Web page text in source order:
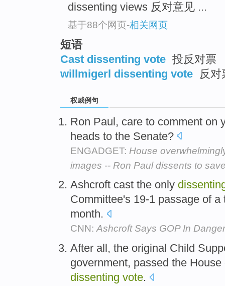
dissenting views 反对意见 ...
基于88个网页-相关网页
短语
Cast dissenting vote 投反对票
willmigerl dissenting vote
反对
权威例句
Ron Paul, care to comment on
heads to the Senate?
ENGADGET: House
images -- Ron Paul dissents to
Ashcroft cast the only
Committee's 19-1 passage of
month.
CNN:Ashcroft Says GOP In
After all, the original Child
government, passed the
dissenting vote.